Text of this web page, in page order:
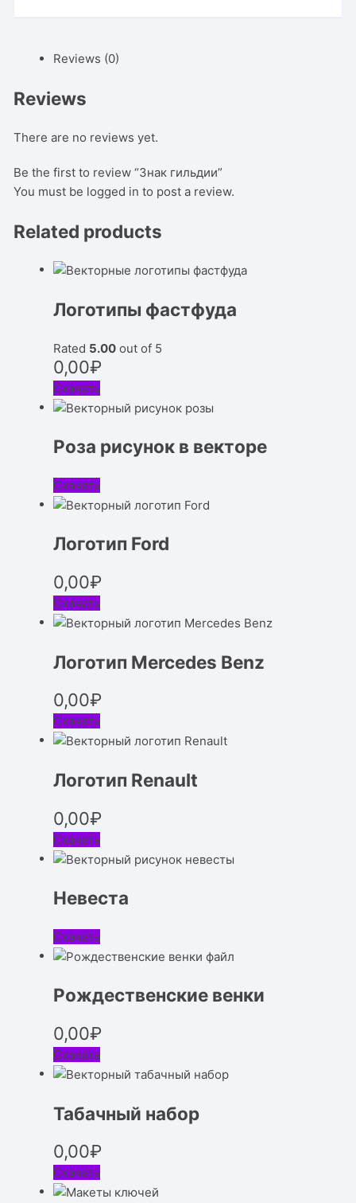
Reviews (0)
Reviews
There are no reviews yet.
Be the first to review “Знак гильдии”
You must be logged in to post a review.
Related products
Логотипы фастфуда
Rated 5.00 out of 5
0,00₽
Скачать
Роза рисунок в векторе
Скачать
Логотип Ford
0,00₽
Скачать
Логотип Mercedes Benz
0,00₽
Скачать
Логотип Renault
0,00₽
Скачать
Невеста
Скачать
Рождественские венки
0,00₽
Скачать
Табачный набор
0,00₽
Скачать